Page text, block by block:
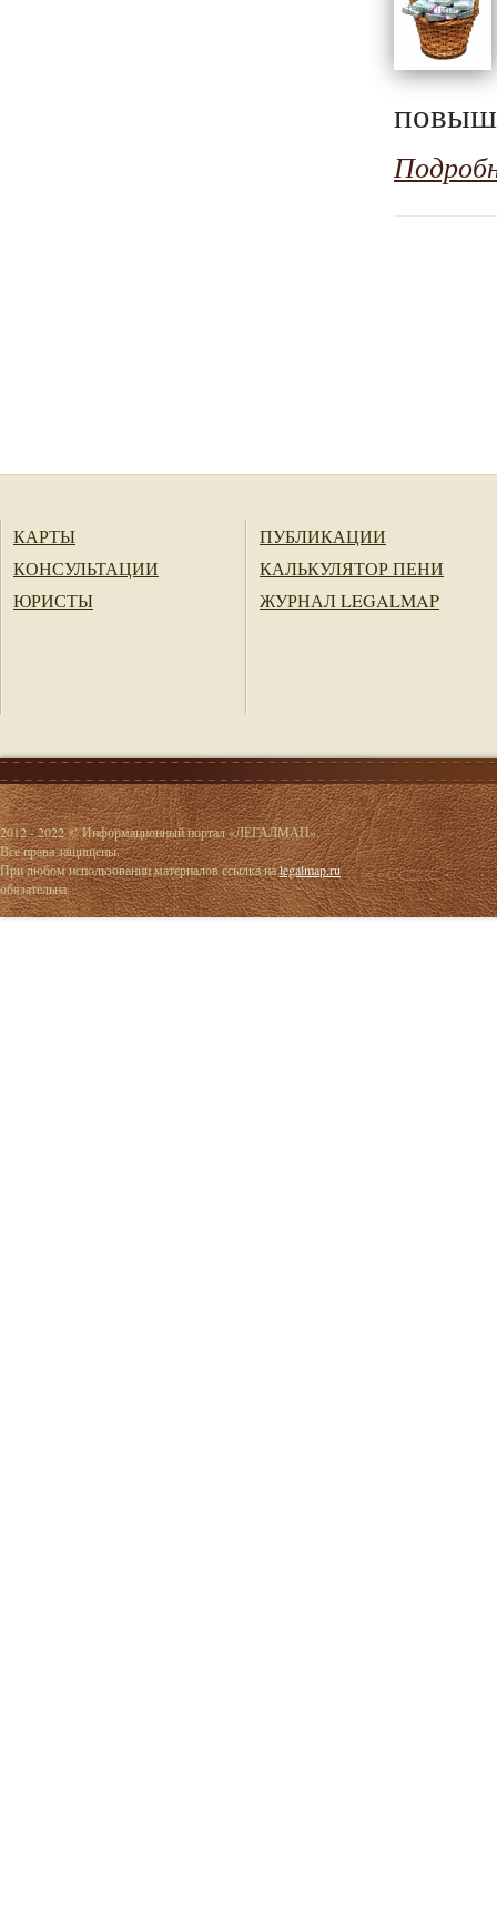
КАРТЫ
КОНСУЛЬТАЦИИ
ЮРИСТЫ
ПУБЛИКАЦИИ
КАЛЬКУЛЯТОР ПЕНИ
ЖУРНАЛ LEGALMAP
2012 - 2022 © Информационный портал «ЛЕГАЛМАП».
Все права защищены.
При любом использовании материалов ссылка наlegalmap.ru
обязательна.